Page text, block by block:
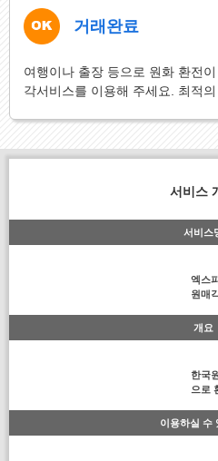
거래완료
여행이나 출장 등으로 원화 환전
각서비스를 이용해 주세요. 최적
서비스
서비스
엑스
원매
개요
한국
으로
이용하실 수